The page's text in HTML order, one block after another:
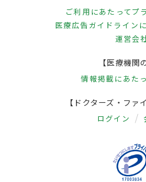
ご利用にあたってプ
医療広告ガイドライン
運営会
【医療機関
情報掲載にあた
【ドクターズ・ファ
ログイン